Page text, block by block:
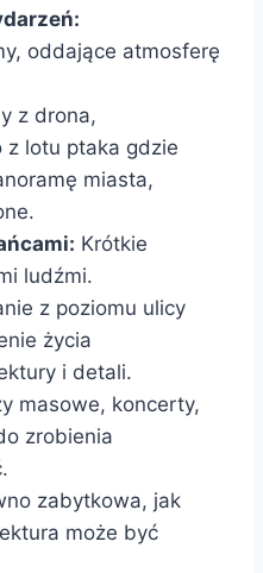
oddające atmosferę
z drona,
z lotu ptaka gdzie
miasta,
Krótkie
ludźmi.
z poziomu ulicy
życia
i detali.
masowe, koncerty,
zrobienia
zabytkowa, jak
może być